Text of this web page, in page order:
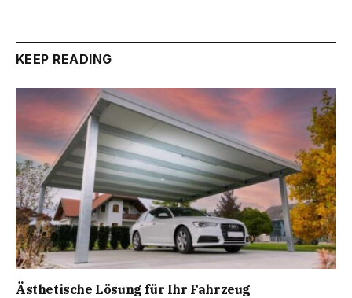
KEEP READING
Ästhetische Lösung für Ihr Fahrzeug